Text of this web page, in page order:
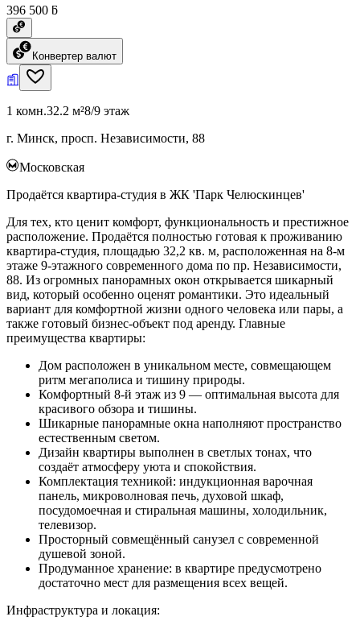
396 500 ƃ
Конвертер валют
1 комн.32.2 м²8/9 этаж
г. Минск, просп. Независимости, 88
Московская
Продаётся квартира-студия в ЖК 'Парк Челюскинцев'
Для тех, кто ценит комфорт, функциональность и престижное
расположение. Продаётся полностью готовая к проживанию
квартира-студия, площадью 32,2 кв. м, расположенная на 8-м
этаже 9-этажного современного дома по пр. Независимости,
88. Из огромных панорамных окон открывается шикарный
вид, который особенно оценят романтики. Это идеальный
вариант для комфортной жизни одного человека или пары, а
также готовый бизнес-объект под аренду. Главные
преимущества квартиры:
Дом расположен в уникальном месте, совмещающем
ритм мегаполиса и тишину природы.
Комфортный 8-й этаж из 9 — оптимальная высота для
красивого обзора и тишины.
Шикарные панорамные окна наполняют пространство
естественным светом.
Дизайн квартиры выполнен в светлых тонах, что
создаёт атмосферу уюта и спокойствия.
Комплектация техникой: индукционная варочная
панель, микроволновая печь, духовой шкаф,
посудомоечная и стиральная машины, холодильник,
телевизор.
Просторный совмещённый санузел с современной
душевой зоной.
Продуманное хранение: в квартире предусмотрено
достаточно мест для размещения всех вещей.
Инфраструктура и локация: